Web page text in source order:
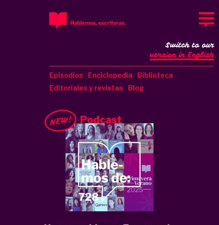
Episodios Enciclopedia
Biblioteca
Editoriales y revistas
Blog
Switch to our
version in English
Podcast